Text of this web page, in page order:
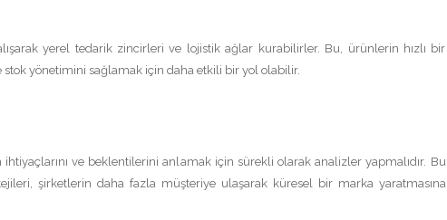
yerel tedarik zincirleri ve lojistik ağlar kurabilirler. Bu, ürünlerin hızlı bir
yönetimini sağlamak için daha etkili bir yol olabilir.
ve beklentilerini anlamak için sürekli olarak analizler yapmalıdır. Bu
şirketlerin daha fazla müşteriye ulaşarak küresel bir marka yaratmasına